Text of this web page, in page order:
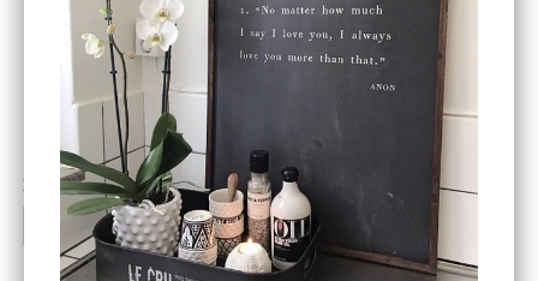
Cloudy kruka mini, vit
199 kr
KÖP
Star Trading
Bordslampa Mushroom
vit, Utomhus
499 kr
INFO